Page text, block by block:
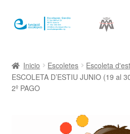
Ir
a
Ir
al
Mi cuenta
Inicio Escoletes Escoleta
ESCOLETA D’ESTIU JUNIO (19 al
2º PAGO